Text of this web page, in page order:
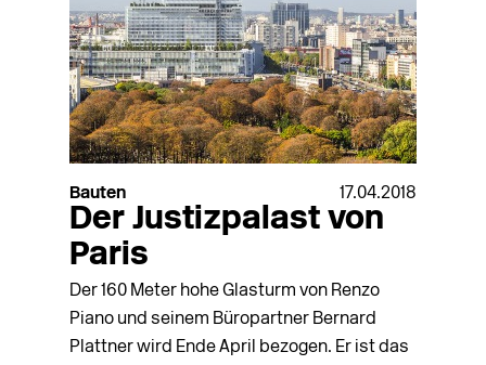
Bauten 17.04.2018
Der Justizpalast von
Paris
Der 160 Meter hohe Glasturm von Renzo
Piano und seinem Büropartner Bernard
Plattner wird Ende April bezogen. Er ist das